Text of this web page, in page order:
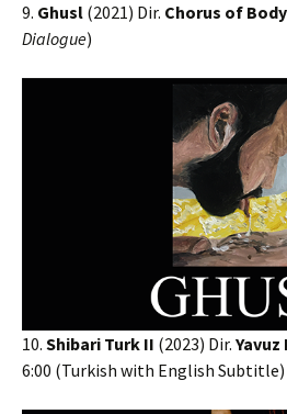
9. Ghusl (2021) Dir. Chorus of Body
Dialogue)
10. Shibari Turk II (2023) Dir.
6:00 (Turkish with English Subtitle)